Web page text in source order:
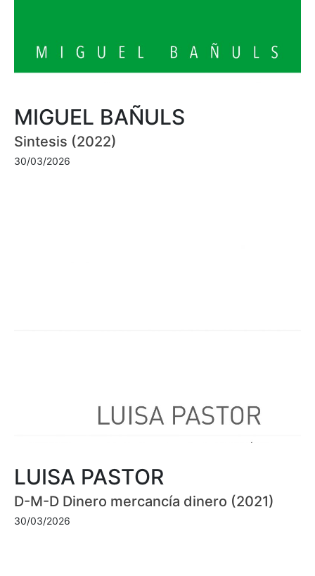
MIGUEL BAÑULS
Sintesis (2022)
30/03/2026
LUISA PASTOR
D-M-D Dinero mercancía dinero (2021)
30/03/2026